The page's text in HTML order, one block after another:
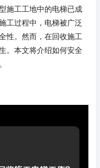
施工工地中的电梯已成
工过程中，电梯被广泛
性。然而，在回收施工
。本文将介绍如何安全